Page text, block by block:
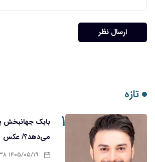
ارسال نظر
تازه
۱
بابک جهانبخش
می‌دهد؟/ عکس
۱۴۰۵/۰۵/۱۹ ۱۴:۳۸